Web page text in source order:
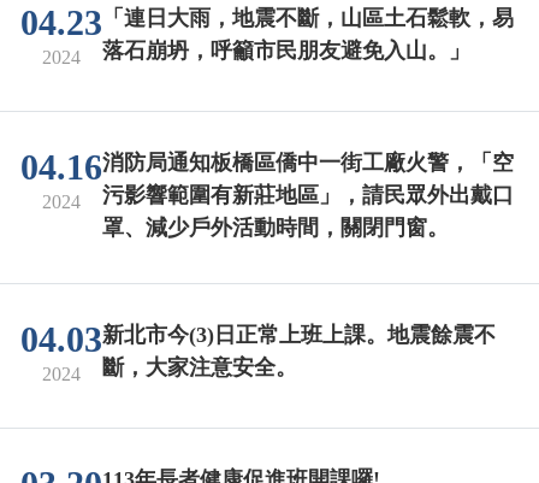
04.23
2024
「連日大雨，地震不斷，山區土石鬆軟，易
落石崩坍，呼籲市民朋友避免入山。」
04.16
2024
消防局通知板橋區僑中一街工廠火警，「空
污影響範圍有新莊地區」，請民眾外出戴口
罩、減少戶外活動時間，關閉門窗。
04.03
2024
新北市今(3)日正常上班上課。地震餘震不
斷，大家注意安全。